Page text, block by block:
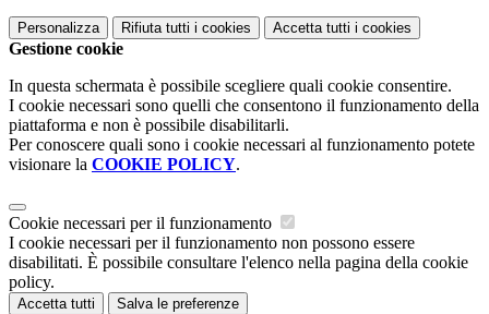
Personalizza Rifiuta tutti i cookies Accetta tutti i cookies
Gestione cookie
In questa schermata è possibile scegliere quali cookie consentire.
I cookie necessari sono quelli che consentono il funzionamento della
piattaforma e non è possibile disabilitarli.
Per conoscere quali sono i cookie necessari al funzionamento potete
visionare la COOKIE POLICY.
Cookie necessari per il funzionamento
I cookie necessari per il funzionamento non possono essere
disabilitati. È possibile consultare l'elenco nella pagina della cookie
policy.
Accetta tutti Salva le preferenze